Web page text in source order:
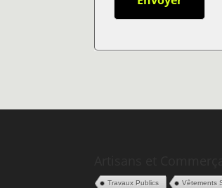
Travaux Publics Vêtements